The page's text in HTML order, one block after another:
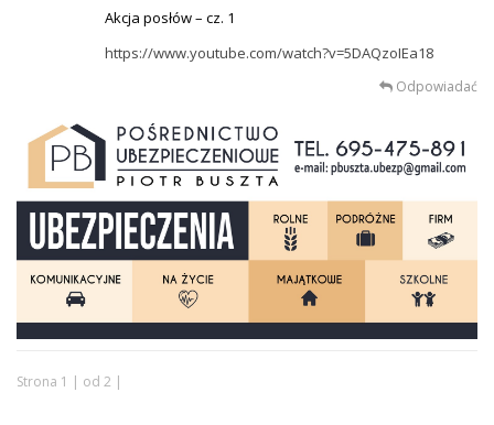
Akcja posłów – cz. 1
https://www.youtube.com/watch?v=5DAQzoIEa18
Odpowiadać
Strona 1 | od 2 |